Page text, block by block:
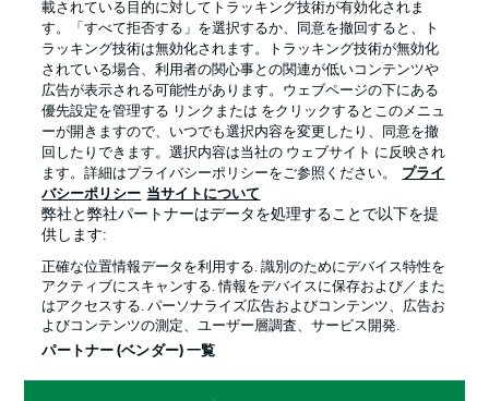
Official Partners
載されている目的に対してトラッキング技術が有効化されま
す。「すべて拒否する」を選択するか、同意を撤回すると、ト
ラッキング技術は無効化されます。トラッキング技術が無効化
されている場合、利用者の関心事との関連が低いコンテンツや
広告が表示される可能性があります。ウェブページの下にある
優先設定を管理する リンクまたは をクリックするとこのメニュ
ーが開きますので、いつでも選択内容を変更したり、同意を撤
回したりできます。選択内容は当社の ウェブサイト に反映され
ます。詳細はプライバシーポリシーをご参照ください。
プライ
バシーポリシー 当サイトについて
弊社と弊社パートナーはデータを処理することで以下を提
供します:
正確な位置情報データを利用する. 識別のためにデバイス特性を
アクティブにスキャンする. 情報をデバイスに保存および／また
はアクセスする. パーソナライズ広告およびコンテンツ、広告お
よびコンテンツの測定、ユーザー層調査、サービス開発.
パートナー (ベンダー) 一覧